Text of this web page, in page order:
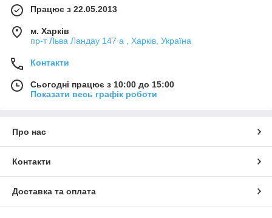
Працює з 22.05.2013
м. Харків
пр-т Льва Ландау 147 а , Харків, Україна
Контакти
Сьогодні працює з 10:00 до 15:00
Показати весь графік роботи
Про нас
Контакти
Доставка та оплата